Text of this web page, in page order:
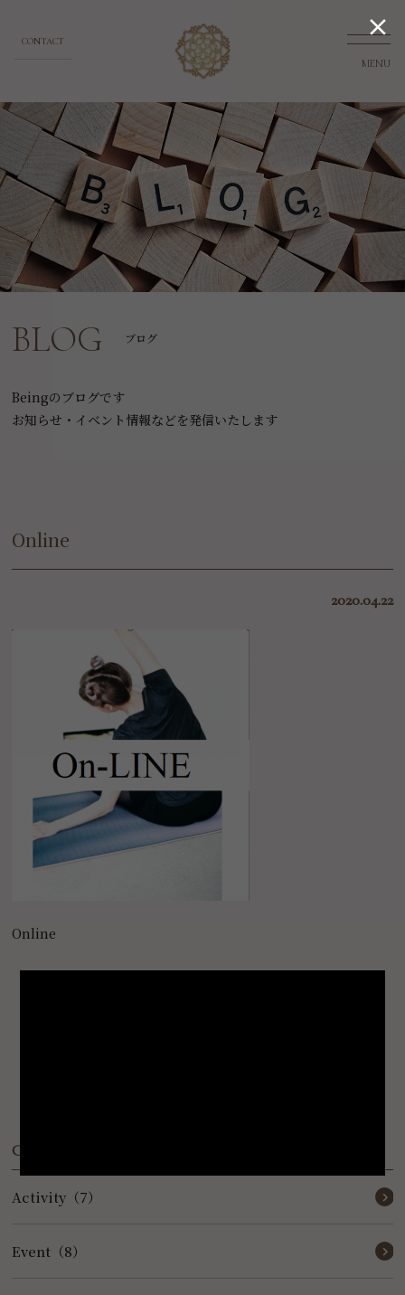
MENU
CONTACT
BLOG ブログ
Beingのブログです
お知らせ・イベント情報などを発信いたします
Online
2020.04.22
Online
Category
Activity（7）
Event（8）
